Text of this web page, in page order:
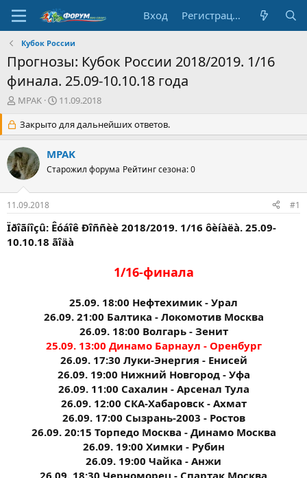
Вход Регистрация
Кубок России
Прогнозы: Кубок России 2018/2019. 1/16
финала. 25.09-10.10.18 года
А
т
о
р
т
е
м
MPAK
Д
т
а
н
а
ч
а
11.09.2018
Закрыто для дальнейших ответов.
MPAK
Старожил форума Рейтинг сезона: 0
11.09.2018 #1
Ïðîãíîçû: Êóáîê Ðîññèè 2018/2019. 1/16 ôèíàëà. 25.09-
10.10.18 ãîäà
1/16-финала
25.09. 18:00 Нефтехимик - Урал
26.09. 21:00 Балтика - Локомотив Москва
26.09. 18:00 Волгарь - Зенит
25.09. 13:00 Динамо Барнаул - Оренбург
26.09. 17:30 Луки-Энергия - Енисей
26.09. 19:00 Нижний Новгород - Уфа
26.09. 11:00 Сахалин - Арсенал Тула
26.09. 12:00 СКА-Хабаровск - Ахмат
26.09. 17:00 Сызрань-2003 - Ростов
26.09. 20:15 Торпедо Москва - Динамо Москва
26.09. 19:00 Химки - Рубин
26.09. 19:00 Чайка - Анжи
26.09. 18:30 Черноморец - Спартак Москва